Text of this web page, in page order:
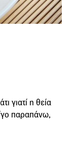
γιατί η θεία
παραπάνω,